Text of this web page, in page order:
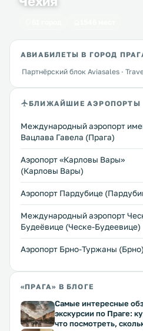
также спальные места в общих
АВИАБИЛЕТЫ В ГОРОД
Партнёрский блок Aviasales ·
БЛИЖАЙШИЕ АЭРОПОРТЫ
Международный аэропорт
Вацлава Гавела (Прага)
Аэропорт «Карловы Вары»
(Карловы Вары)
Аэропорт Пардубице
Международный аэропорт
Будеёвице (Ческе-Будеевице)
Аэропорт Брно-Туржаны (Брно)
«ПРАГА» В БЛОГЕ
Самые интересные
экскурсии по Праге:
что посмотреть,